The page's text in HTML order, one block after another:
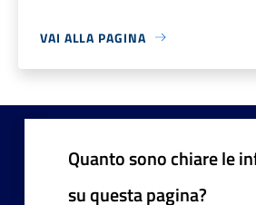
VAI ALLA PAGINA
Quanto sono chiare le
su questa pagina?